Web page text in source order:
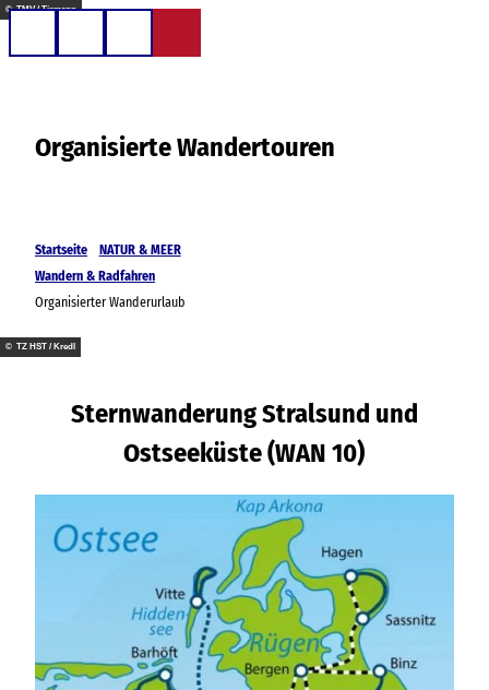
Z© TMV / Tiemann
Organisierte Wandertouren
Startseite
NATUR & MEER
Wandern & Radfahren
Organisierter Wanderurlaub
© TZ HST / Kredl
Sternwanderung Stralsund und
Ostseeküste (WAN 10)